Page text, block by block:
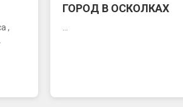
,
ГОРОД В ОСКОЛКАХ